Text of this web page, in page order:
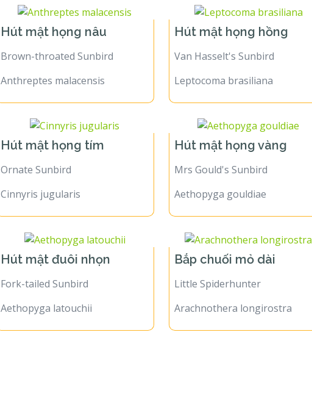
Hút mật họng nâu
Brown-throated Sunbird
Anthreptes malacensis
Hút mật họng hồng
Van Hasselt's Sunbird
Leptocoma brasiliana
Hút mật họng tím
Ornate Sunbird
Cinnyris jugularis
Hút mật họng vàng
Mrs Gould's Sunbird
Aethopyga gouldiae
Hút mật đuôi nhọn
Fork-tailed Sunbird
Aethopyga latouchii
Bắp chuối mỏ dài
Little Spiderhunter
Arachnothera longirostra